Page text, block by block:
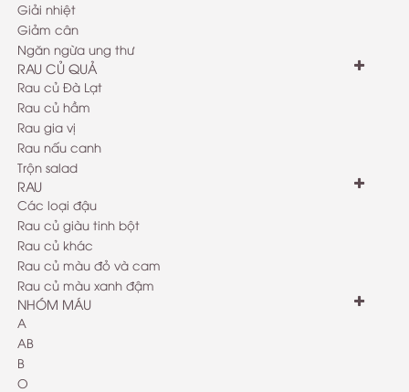
Giải nhiệt
Giảm cân
Ngăn ngừa ung thư
RAU CỦ QUẢ
Rau củ Đà Lạt
Rau củ hầm
Rau gia vị
Rau nấu canh
Trộn salad
RAU
Các loại đậu
Rau củ giàu tinh bột
Rau củ khác
Rau củ màu đỏ và cam
Rau củ màu xanh đậm
NHÓM MÁU
A
AB
B
O